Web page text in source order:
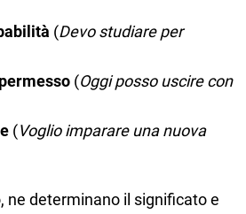
(Devo studiare per
(Oggi posso uscire con
(Voglio imparare una nuova
ne determinano il significato e